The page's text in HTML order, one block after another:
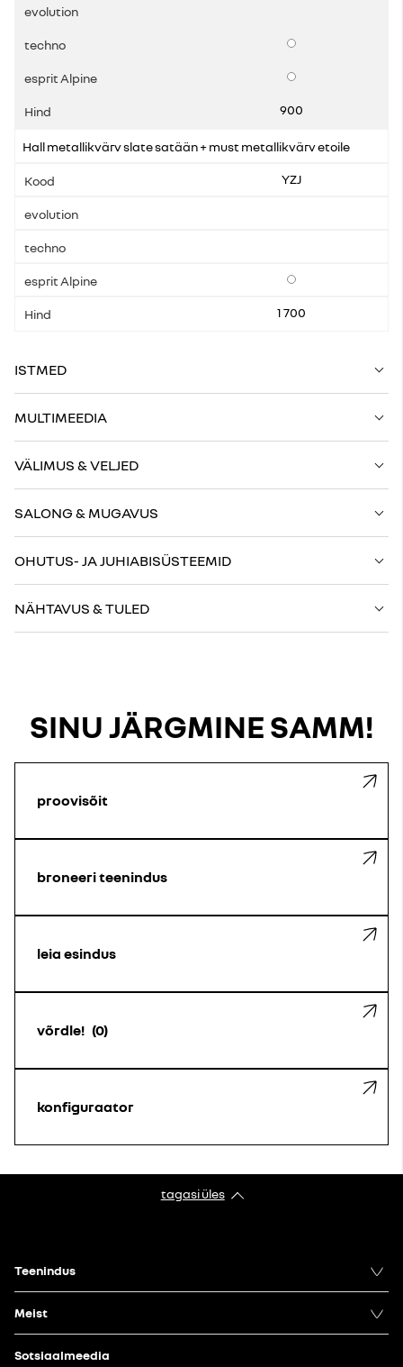
Lisavarustus
Lisavarustus
900
Hall metallikvärv slate satään + must metallikvärv etoile
YZJ
Lisavarustus
1 700
ISTMED
MULTIMEEDIA
VÄLIMUS & VELJED
SALONG & MUGAVUS
OHUTUS- JA JUHIABISÜSTEEMID
NÄHTAVUS & TULED
SINU JÄRGMINE SAMM!
proovisõit
broneeri teenindus
leia esindus
võrdle! 0
konfiguraator
tagasi üles
Teenindus
Meist
Sotsiaalmeedia